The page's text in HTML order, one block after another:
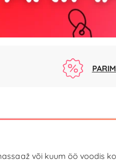
või kuum öö voodis